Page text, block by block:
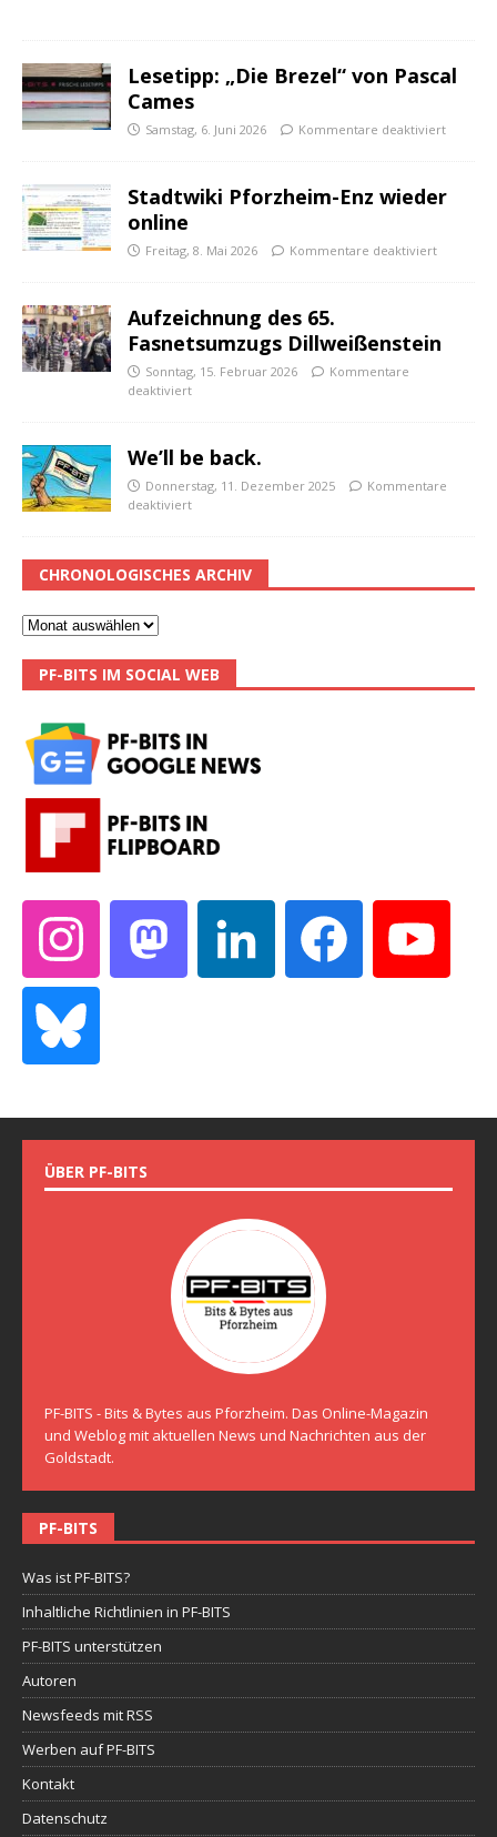
Lesetipp: „Die Brezel“ von Pascal
Cames
Samstag, 6. Juni 2026 Kommentare deaktiviert
Stadtwiki Pforzheim-Enz wieder
online
Freitag, 8. Mai 2026 Kommentare deaktiviert
Aufzeichnung des 65.
Fasnetsumzugs Dillweißenstein
Sonntag, 15. Februar 2026
Kommentare
deaktiviert
We’ll be back.
Donnerstag, 11. Dezember 2025
Kommentare
deaktiviert
CHRONOLOGISCHES ARCHIV
PF-BITS IM SOCIAL WEB
ÜBER PF-BITS
PF-BITS - Bits & Bytes aus Pforzheim. Das Online-Magazin
und Weblog mit aktuellen News und Nachrichten aus der
Goldstadt.
PF-BITS
Was ist PF-BITS?
Inhaltliche Richtlinien in PF-BITS
PF-BITS unterstützen
Autoren
Newsfeeds mit RSS
Werben auf PF-BITS
Kontakt
Datenschutz